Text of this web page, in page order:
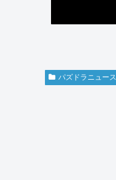
パズドラニュース